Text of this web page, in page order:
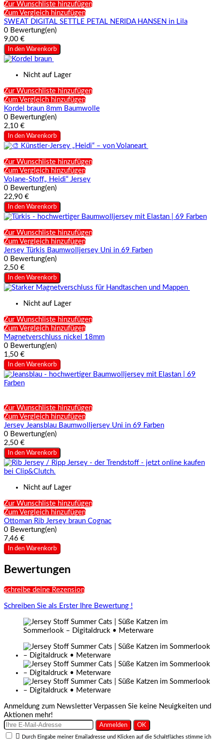
Zur Wunschliste hinzufügen
Zum Vergleich hinzufügen
SWEAT DIGITAL SETTLE PETAL NERIDA HANSEN in Lila
0 Bewertung(en)
9,00 €
In den Warenkorb
Nicht auf Lager
Zur Wunschliste hinzufügen
Zum Vergleich hinzufügen
Kordel braun 8mm Baumwolle
0 Bewertung(en)
2,10 €
In den Warenkorb
Zur Wunschliste hinzufügen
Zum Vergleich hinzufügen
Volane-Stoff„ Heidi“ Jersey
0 Bewertung(en)
22,90 €
In den Warenkorb
Zur Wunschliste hinzufügen
Zum Vergleich hinzufügen
Jersey Türkis Baumwolljersey Uni in 69 Farben
0 Bewertung(en)
2,50 €
In den Warenkorb
Nicht auf Lager
Zur Wunschliste hinzufügen
Zum Vergleich hinzufügen
Magnetverschluss nickel 18mm
0 Bewertung(en)
1,50 €
In den Warenkorb
Zur Wunschliste hinzufügen
Zum Vergleich hinzufügen
Jersey Jeansblau Baumwolljersey Uni in 69 Farben
0 Bewertung(en)
2,50 €
In den Warenkorb
Nicht auf Lager
Zur Wunschliste hinzufügen
Zum Vergleich hinzufügen
Ottoman Rib Jersey braun Cognac
0 Bewertung(en)
7,46 €
In den Warenkorb
Bewertungen
schreibe deine Rezension
Schreiben Sie als Erster Ihre Bewertung !
Anmeldung zum Newsletter Verpassen Sie keine Neuigkeiten und
Aktionen mehr!

Durch Eingabe meiner Emailadresse und Klicken auf die Schaltfläches stimme ich